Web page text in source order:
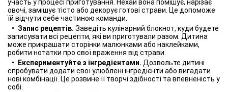
участь у процесі приготування. Нехай вона помішує, нарізає
овочі, замішує тісто або декорує готові страви. Це допоможе
їй відчути себе частиною команди.
Запис рецептів. Заведіть кулінарний блокнот, куди будете
записувати всі рецепти, які ви приготували разом. Дитина
може прикрашати сторінки малюнками або наклейками,
робити нотатки про свої враження від страви.
Експериментуйте з інгредієнтами. Дозвольте дитині
спробувати додати свої улюблені інгредієнти або вигадати
нові комбінації. Це розвине її творчі здібності та впевненість у
собі.